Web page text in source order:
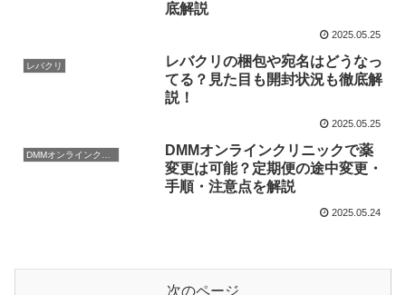
底解説
2025.05.25
レバクリ
レバクリの梱包や宛名はどうなっ
てる？見た目も開封状況も徹底解
説！
2025.05.25
DMMオンラインクリニックで薬
変更は可能？定期便の途中変更・
手順・注意点を解説
2025.05.24
次のページ